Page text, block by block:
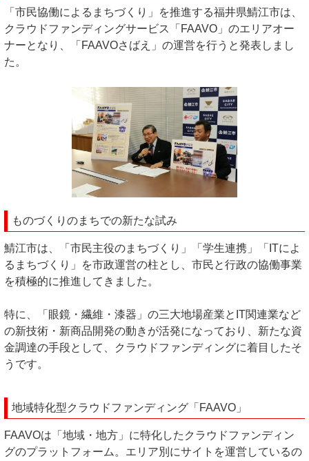
「市民協働によるまちづくり」を推進する福井県鯖江市は、
クラウドファンディングサービス「FAAVO」のエリアオー
ナーとなり、「FAAVOさばえ」の運営を行うと発表しまし
た。
ものづくりのまちでの新たな試み
鯖江市は、「市民主役のまちづくり」「学生連携」「ITによ
るまちづくり」を市政運営の柱とし、市民と行政の協働事業
を積極的に推進してきました。
特に、「眼鏡・繊維・漆器」の三大地場産業とIT関連業など
の新技術・新商品開発の動きが活発になっており、新たな資
金調達の手段として、クラウドファンディングに着目したそ
うです。
地域特化型クラウドファンディング「FAAVO」
FAAVOは「地域・地方」に特化したクラウドファンディン
グのプラットフォーム。エリア別にサイトを運営しているの